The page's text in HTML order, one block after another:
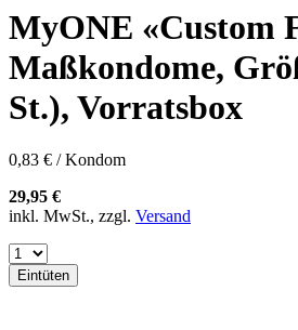
57G
57H
57K
60E
60F
60H
60K
60L
64E
64F
64L
64M
MyONE «Custom
Maßkondome,
St.), Vorratsbox
0,83 € / Kondom
29,95 €
inkl. MwSt., zzgl. Versand
Eintüten